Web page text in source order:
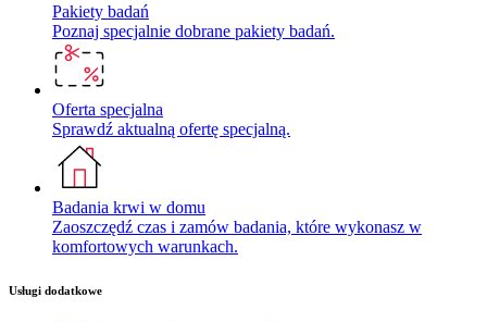
Pakiety badań
Poznaj specjalnie dobrane pakiety badań.
Oferta specjalna
Sprawdź aktualną ofertę specjalną.
Badania krwi w domu
Zaoszczędź czas i zamów badania, które wykonasz w
komfortowych warunkach.
Usługi dodatkowe